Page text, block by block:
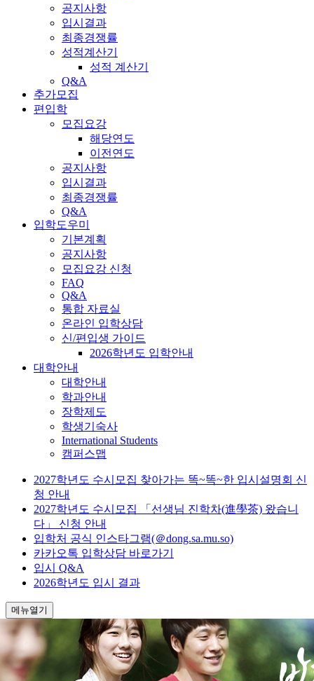
공지사항
입시결과
최종경쟁률
성적계산기
성적 계산기
Q&A
추가모집
편입학
모집요강
해당연도
이전연도
공지사항
입시결과
최종경쟁률
Q&A
입학도우미
기본계획
공지사항
모집요강 신청
FAQ
Q&A
통합 자료실
온라인 입학상담
신/편입생 가이드
2026학년도 입학안내
대학안내
대학안내
학과안내
장학제도
학생기숙사
International Students
캠퍼스맵
2027학년도 수시모집 찾아가는 똑~똑~한 입시설명회 신
청 안내
2027학년도 수시모집 「선생님 진학차(進學茶) 왔습니
다」 신청 안내
입학처 공식 인스타그램(＠dong.sa.mu.so)
카카오톡 입학상담 바로가기
입시 Q&A
2026학년도 입시 결과
메뉴열기